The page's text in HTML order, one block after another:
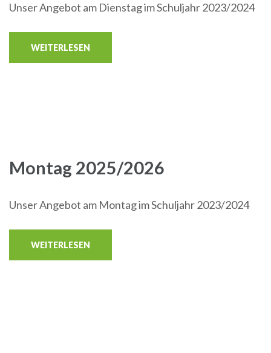
Unser Angebot am Dienstag im Schuljahr 2023/2024
WEITERLESEN
Montag 2025/2026
Unser Angebot am Montag im Schuljahr 2023/2024
WEITERLESEN